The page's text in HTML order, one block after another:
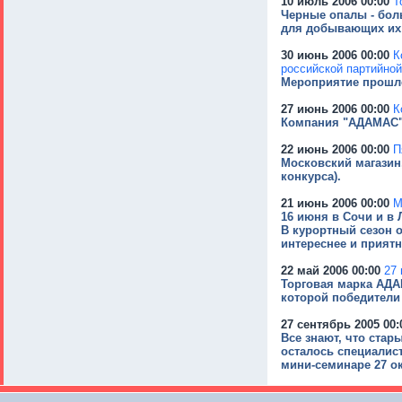
Черные опалы -
для добывающих
30 июнь 2006 00:00
российской
Мероприятие
27 июнь 2006 00:00
Компания "АДАМАС"
22 июнь 2006 00:00
Московский
конкурса).
21 июнь 2006 00:00
16 июня в Сочи и в
В курортный сезон
интереснее и
22 май 2006 00:00 27
Торговая марка
которой
27 сентябрь 2005
Все знают, что
осталось
мини-семинаре 27